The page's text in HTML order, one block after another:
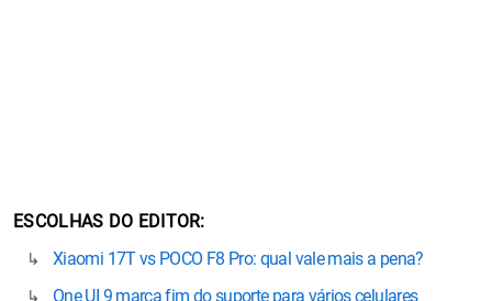
ESCOLHAS DO EDITOR
Xiaomi 17T vs POCO F8 Pro: qual vale mais a pena?
One UI 9 marca fim do suporte para vários celulares